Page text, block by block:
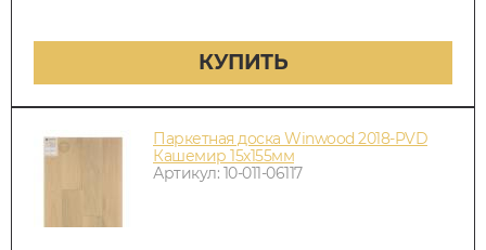
КУПИТЬ
Паркетная доска Winwood 2018-PVD
Кашемир 15х155мм
Артикул: 10-011-06117